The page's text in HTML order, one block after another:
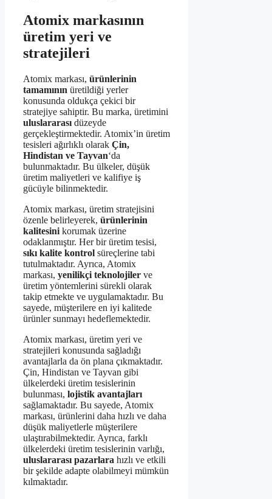
Atomix markasının
üretim yeri ve
stratejileri
Atomix markası, ürünlerinin
tamamının üretildiği yerler
konusunda oldukça çekici bir
stratejiye sahiptir. Bu marka, üretimini
uluslararası düzeyde
gerçekleştirmektedir. Atomix’in üretim
tesisleri ağırlıklı olarak Çin,
Hindistan ve Tayvan‘da
bulunmaktadır. Bu ülkeler, düşük
üretim maliyetleri ve kalifiye iş
gücüyle bilinmektedir.
Atomix markası, üretim stratejisini
özenle belirleyerek, ürünlerinin
kalitesini korumak üzerine
odaklanmıştır. Her bir üretim tesisi,
sıkı kalite kontrol süreçlerine tabi
tutulmaktadır. Ayrıca, Atomix
markası, yenilikçi teknolojiler ve
üretim yöntemlerini sürekli olarak
takip etmekte ve uygulamaktadır. Bu
sayede, müşterilere en iyi kalitede
ürünler sunmayı hedeflemektedir.
Atomix markası, üretim yeri ve
stratejileri konusunda sağladığı
avantajlarla da ön plana çıkmaktadır.
Çin, Hindistan ve Tayvan gibi
ülkelerdeki üretim tesislerinin
bulunması, lojistik avantajları
sağlamaktadır. Bu sayede, Atomix
markası, ürünlerini daha hızlı ve daha
düşük maliyetlerle müşterilere
ulaştırabilmektedir. Ayrıca, farklı
ülkelerdeki üretim tesislerinin varlığı,
uluslararası pazarlara hızlı ve etkili
bir şekilde adapte olabilmeyi mümkün
kılmaktadır.